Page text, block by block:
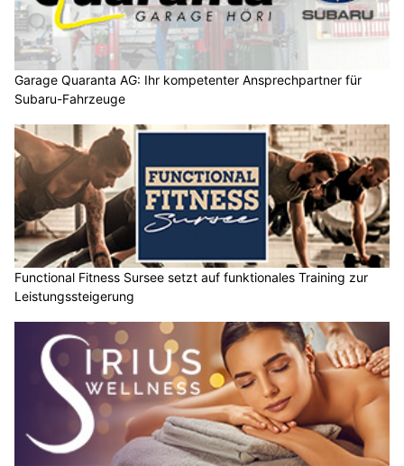
Garage Quaranta AG: Ihr kompetenter Ansprechpartner für
Subaru-Fahrzeuge
Functional Fitness Sursee setzt auf funktionales Training zur
Leistungssteigerung